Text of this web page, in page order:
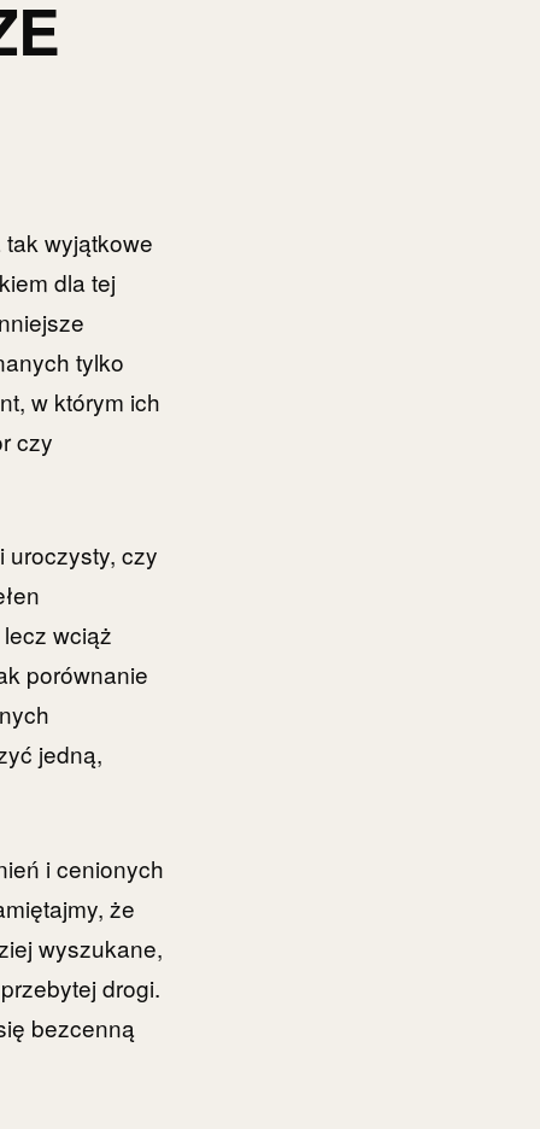
wyjątkowe
dla tej
tylko
w którym ich
czy
uroczysty, czy
wciąż
porównanie
jedną,
i cenionych
że
wyszukane,
drogi.
bezcenną